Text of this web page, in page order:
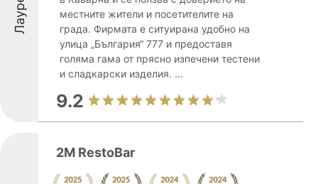
местните жители и посетителите на
града. Фирмата е ситуирана удобно на
улица „България“ 777 и предоставя
голяма гама от прясно изпечени тестени
и сладкарски изделия. ...
9.2
2M RestoBar